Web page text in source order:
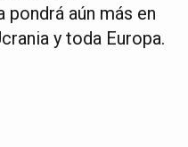
pondrá aún más en
y toda Europa.